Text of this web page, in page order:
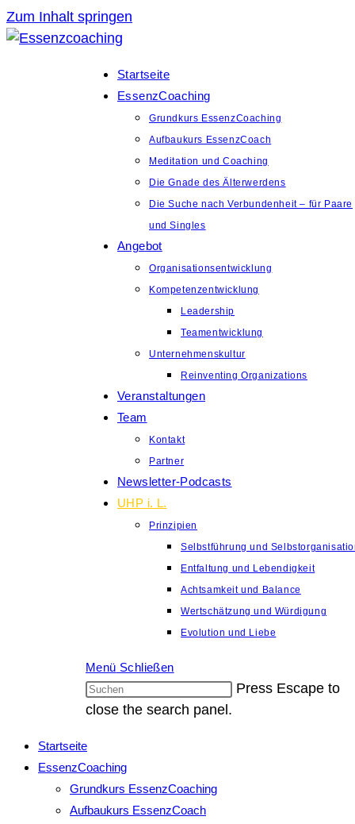
Zum Inhalt springen
Startseite
EssenzCoaching
Grundkurs EssenzCoaching
Aufbaukurs EssenzCoach
Meditation und Coaching
Die Gnade des Älterwerdens
Die Suche nach Verbundenheit – für Paare
und Singles
Angebot
Organisationsentwicklung
Kompetenzentwicklung
Leadership
Teamentwicklung
Unternehmenskultur
Reinventing Organizations
Veranstaltungen
Team
Kontakt
Partner
Newsletter-Podcasts
UHP i. L.
Prinzipien
Selbstführung und
Entfaltung und Lebendigkeit
Achtsamkeit und Balance
Wertschätzung und Würdigung
Evolution und Liebe
Menü Schließen
Press Escape to
close the search panel.
Startseite
EssenzCoaching
Grundkurs EssenzCoaching
Aufbaukurs EssenzCoach